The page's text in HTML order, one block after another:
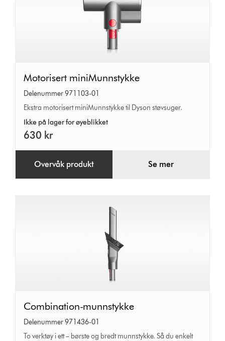
Motorisert
miniMunnstykke
Motorisert miniMunnstykke
Delenummer 971103-01
Ekstra motorisert miniMunnstykke til Dyson støvsuger.
Ikke på lager for øyeblikket
630 kr
Overvåk produkt Se mer
Combination-
munnstykke
Combination-munnstykke
Delenummer 971436-01
To verktøy i ett – børste og bredt munnstykke. Så du enkelt